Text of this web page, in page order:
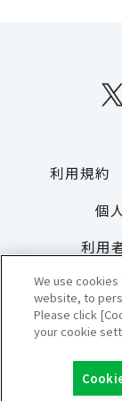
利用規約
個
利用
ソーシャル
Copyright©
We use
website, to
Please click
your cookie